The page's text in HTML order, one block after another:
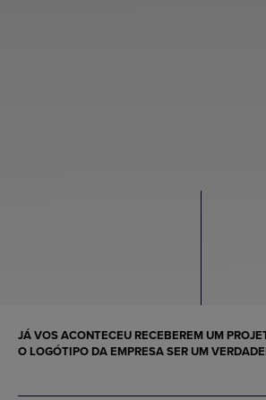
JÁ VOS ACONTECEU RECEBEREM UM
O LOGÓTIPO DA EMPRESA SER UM